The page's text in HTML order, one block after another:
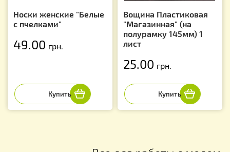
Носки женские "Белые
с пчелками"
49.00 грн.
Вощина Пластиковая
"Магазинная" (на
полурамку 145мм) 1
лист
25.00 грн.